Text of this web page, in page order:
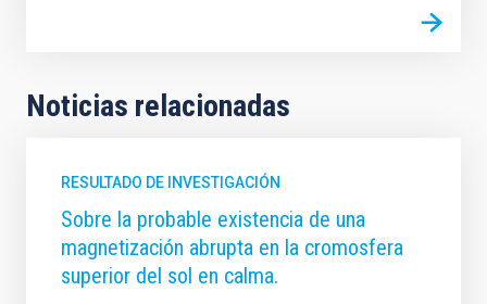
Noticias relacionadas
RESULTADO DE INVESTIGACIÓN
Sobre la probable existencia de una
magnetización abrupta en la cromosfera
superior del sol en calma.